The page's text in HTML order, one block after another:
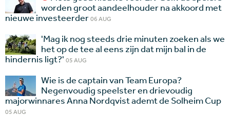
worden groot aandeelhouder na akkoord met
nieuwe investeerder06 AUG
'Mag ik nog steeds drie minuten zoeken als we
het op de tee al eens zijn dat mijn bal in de
hindernis ligt?' 05 AUG
Wie is de captain van Team Europa?
Negenvoudig speelster en drievoudig
majorwinnares Anna Nordqvist ademt de Solheim Cup
05 AUG